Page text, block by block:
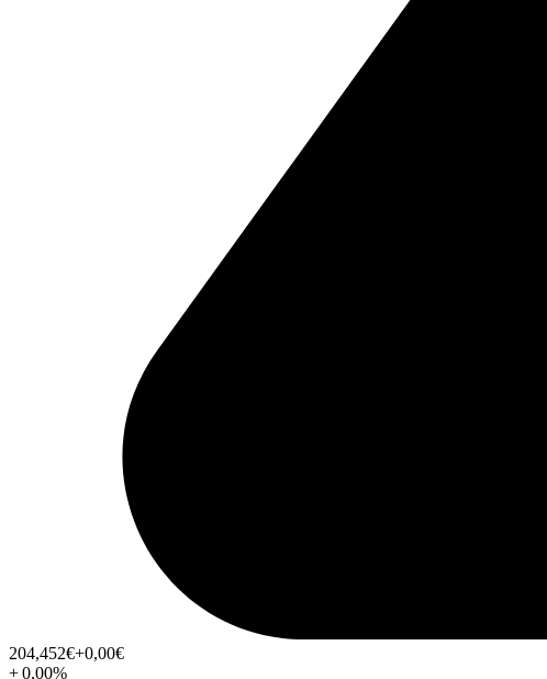
204,452€+0,00€
+0,00%